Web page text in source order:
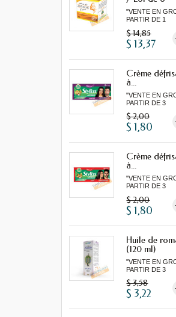
"VENTE EN
PARTIR DE 1
$ 14,85
$ 13,37
Crème
à...
"VENTE EN
PARTIR DE 3
$ 2,00
$ 1,80
Crème
à...
"VENTE EN
PARTIR DE 3
$ 2,00
$ 1,80
Huile de
(120 ml)
"VENTE EN
PARTIR DE 3
$ 3,58
$ 3,22